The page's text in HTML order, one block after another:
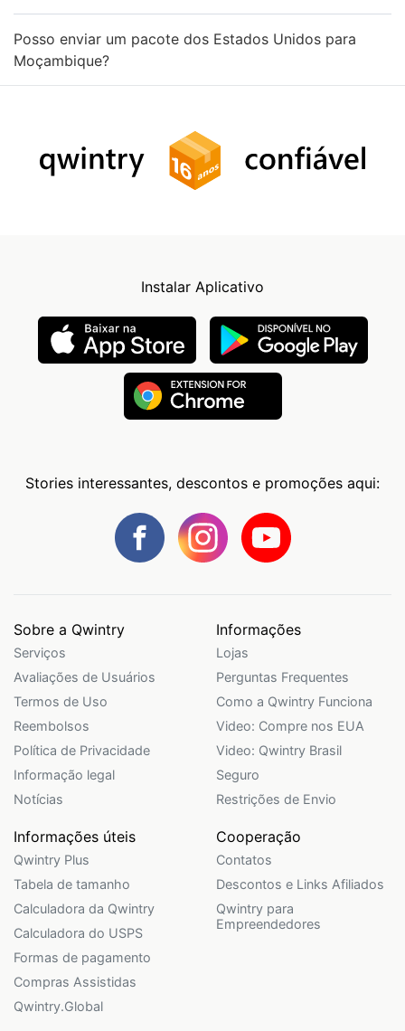
Posso enviar um pacote dos Estados Unidos para
Moçambique?
Instalar Aplicativo
Stories interessantes, descontos e promoções aqui:
Sobre a Qwintry
Serviços
Avaliações de Usuários
Termos de Uso
Reembolsos
Política de Privacidade
Informação legal
Notícias
Informações
Lojas
Perguntas Frequentes
Como a Qwintry Funciona
Video: Compre nos EUA
Video: Qwintry Brasil
Seguro
Restrições de Envio
Informações úteis
Qwintry Plus
Tabela de tamanho
Calculadora da Qwintry
Calculadora do USPS
Formas de pagamento
Compras Assistidas
Qwintry.Global
Cooperação
Contatos
Descontos e Links Afiliados
Qwintry para
Empreendedores